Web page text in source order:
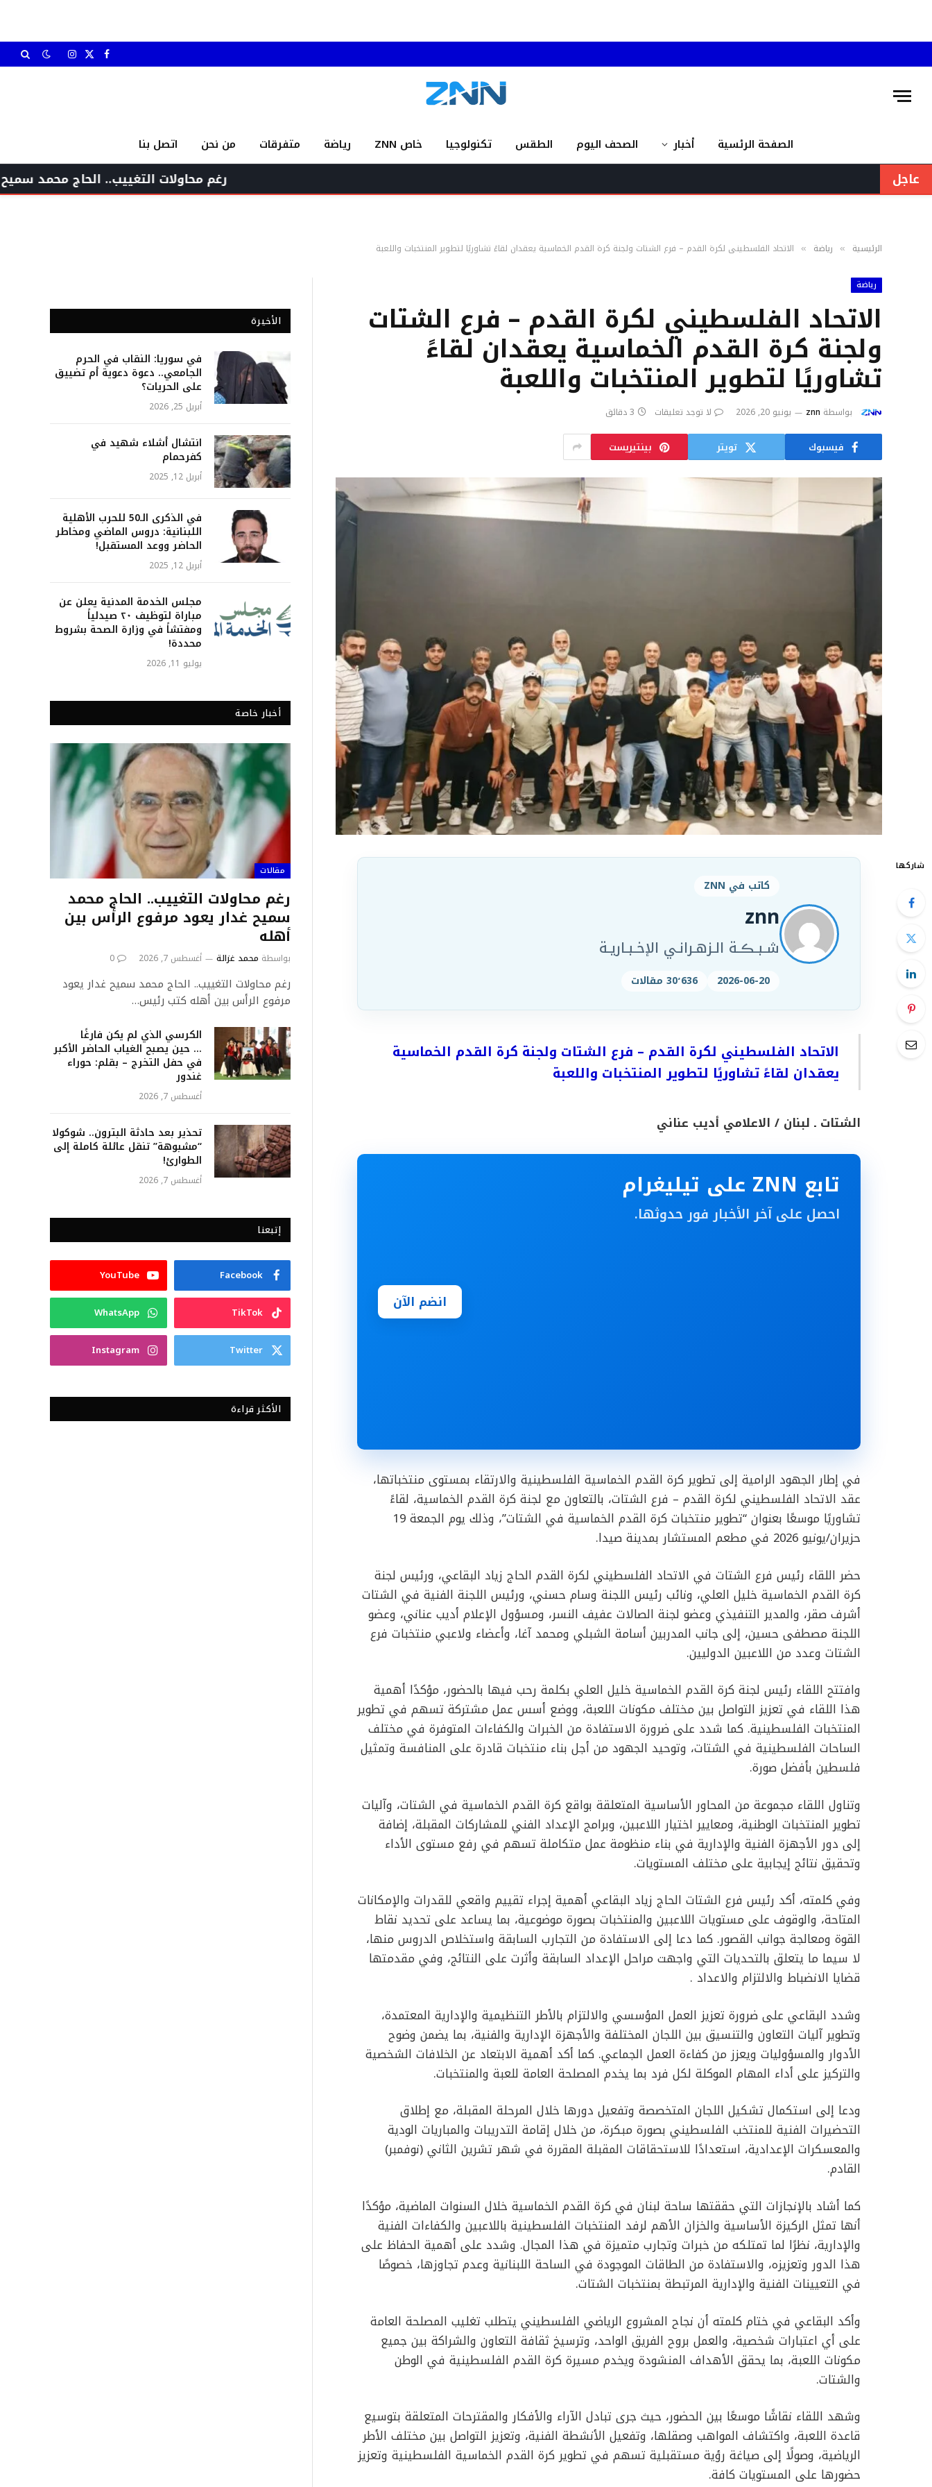
فيسبوك
X الانستغرام
الصفحة الرئسية أخبار الصحف اليوم الطقس تكنولوجيا خاص ZNN رياضة متفرقات من نحن اتصل بنا
عاجل رغم محاولات التغييب.. الحاج محمد سميح غدار
الرئيسية » رياضة » الاتحاد الفلسطيني لكرة القدم – فرع الشتات ولجنة كرة القدم الخماسية يعقدان لقاءً تشاوريًا لتطوير المنتخبات واللعبة
رياضة
الاتحاد الفلسطيني لكرة القدم – فرع الشتات
ولجنة كرة القدم الخماسية يعقدان لقاءً
تشاوريًا لتطوير المنتخبات واللعبة
بواسطة znn يونيو 20, 2026 لا توجد تعليقات 3 دقائق
فيسبوك تويتر بينتيريست
شاركها
كاتب في ZNN
znn
شـبـڪـة الـزهـرانـي الإخـبـاريـة
2026-06-20 30٬636 مقالات
الاتحاد الفلسطيني لكرة القدم – فرع الشتات ولجنة كرة القدم الخماسية
يعقدان لقاءً تشاوريًا لتطوير المنتخبات واللعبة
الشتات ـ لبنان / الاعلامي أديب عناني
تابع ZNN على تيليغرام
احصل على آخر الأخبار فور حدوثها.
انضم الآن
في إطار الجهود الرامية إلى تطوير كرة القدم الخماسية الفلسطينية والارتقاء بمستوى منتخباتها،
عقد الاتحاد الفلسطيني لكرة القدم – فرع الشتات، بالتعاون مع لجنة كرة القدم الخماسية، لقاءً
تشاوريًا موسعًا بعنوان “تطوير منتخبات كرة القدم الخماسية في الشتات”، وذلك يوم الجمعة 19
حزيران/يونيو 2026 في مطعم المستشار بمدينة صيدا.
حضر اللقاء رئيس فرع الشتات في الاتحاد الفلسطيني لكرة القدم الحاج زياد البقاعي، ورئيس لجنة
كرة القدم الخماسية خليل العلي، ونائب رئيس اللجنة وسام حسني، ورئيس اللجنة الفنية في الشتات
أشرف صقر، والمدير التنفيذي وعضو لجنة الصالات عفيف النسر، ومسؤول الإعلام أديب عناني، وعضو
اللجنة مصطفى حسين، إلى جانب المدربين أسامة الشبلي ومحمد آغا، وأعضاء ولاعبي منتخبات فرع
الشتات وعدد من اللاعبين الدوليين.
وافتتح اللقاء رئيس لجنة كرة القدم الخماسية خليل العلي بكلمة رحب فيها بالحضور، مؤكدًا أهمية
هذا اللقاء في تعزيز التواصل بين مختلف مكونات اللعبة، ووضع أسس عمل مشتركة تسهم في تطوير
المنتخبات الفلسطينية. كما شدد على ضرورة الاستفادة من الخبرات والكفاءات المتوفرة في مختلف
الساحات الفلسطينية في الشتات، وتوحيد الجهود من أجل بناء منتخبات قادرة على المنافسة وتمثيل
فلسطين بأفضل صورة.
وتناول اللقاء مجموعة من المحاور الأساسية المتعلقة بواقع كرة القدم الخماسية في الشتات، وآليات
تطوير المنتخبات الوطنية، ومعايير اختيار اللاعبين، وبرامج الإعداد الفني للمشاركات المقبلة، إضافة
إلى دور الأجهزة الفنية والإدارية في بناء منظومة عمل متكاملة تسهم في رفع مستوى الأداء
وتحقيق نتائج إيجابية على مختلف المستويات.
وفي كلمته، أكد رئيس فرع الشتات الحاج زياد البقاعي أهمية إجراء تقييم واقعي للقدرات والإمكانات
المتاحة، والوقوف على مستويات اللاعبين والمنتخبات بصورة موضوعية، بما يساعد على تحديد نقاط
القوة ومعالجة جوانب القصور. كما دعا إلى الاستفادة من التجارب السابقة واستخلاص الدروس منها،
لا سيما ما يتعلق بالتحديات التي واجهت مراحل الإعداد السابقة وأثرت على النتائج، وفي مقدمتها
قضايا الانضباط والالتزام والاعداد .
وشدد البقاعي على ضرورة تعزيز العمل المؤسسي والالتزام بالأطر التنظيمية والإدارية المعتمدة،
وتطوير آليات التعاون والتنسيق بين اللجان المختلفة والأجهزة الإدارية والفنية، بما يضمن وضوح
الأدوار والمسؤوليات ويعزز من كفاءة العمل الجماعي. كما أكد أهمية الابتعاد عن الخلافات الشخصية
والتركيز على أداء المهام الموكلة لكل فرد بما يخدم المصلحة العامة للعبة والمنتخبات.
ودعا إلى استكمال تشكيل اللجان المتخصصة وتفعيل دورها خلال المرحلة المقبلة، مع إطلاق
التحضيرات الفنية للمنتخب الفلسطيني بصورة مبكرة، من خلال إقامة التدريبات والمباريات الودية
والمعسكرات الإعدادية، استعدادًا للاستحقاقات المقبلة المقررة في شهر تشرين الثاني (نوفمبر)
القادم.
كما أشاد بالإنجازات التي حققتها ساحة لبنان في كرة القدم الخماسية خلال السنوات الماضية، مؤكدًا
أنها تمثل الركيزة الأساسية والخزان الأهم لرفد المنتخبات الفلسطينية باللاعبين والكفاءات الفنية
والإدارية، نظرًا لما تمتلكه من خبرات وتجارب متميزة في هذا المجال. وشدد على أهمية الحفاظ على
هذا الدور وتعزيزه، والاستفادة من الطاقات الموجودة في الساحة اللبنانية وعدم تجاوزها، خصوصًا
في التعيينات الفنية والإدارية المرتبطة بمنتخبات الشتات.
وأكد البقاعي في ختام كلمته أن نجاح المشروع الرياضي الفلسطيني يتطلب تغليب المصلحة العامة
على أي اعتبارات شخصية، والعمل بروح الفريق الواحد، وترسيخ ثقافة التعاون والشراكة بين جميع
مكونات اللعبة، بما يحقق الأهداف المنشودة ويخدم مسيرة كرة القدم الفلسطينية في الوطن
والشتات.
وشهد اللقاء نقاشًا موسعًا بين الحضور، حيث جرى تبادل الآراء والأفكار والمقترحات المتعلقة بتوسيع
قاعدة اللعبة، واكتشاف المواهب وصقلها، وتفعيل الأنشطة الفنية، وتعزيز التواصل بين مختلف الأطر
الرياضية، وصولًا إلى صياغة رؤية مستقبلية تسهم في تطوير كرة القدم الخماسية الفلسطينية وتعزيز
حضورها على المستويات كافة.
الأخيرة
في سوريا: النقاب في الحرم
الجامعي.. دعوة دعوية أم تضييق
على الحريات؟
أبريل 25, 2026
انتشال أشلاء شهيد في
كفرحمام
أبريل 12, 2025
في الذكرى الـ50 للحرب الأهلية
اللبنانية: دروس الماضي ومخاطر
الحاضر ووعد المستقبل!
أبريل 12, 2025
مجلس الخدمة المدنية يعلن عن
مباراة لتوظيف ٢٠ صيدلياً
ومفتشاً في وزارة الصحة بشروط
محددة!
يوليو 11, 2026
أخبار خاصة
مقالات
رغم محاولات التغييب.. الحاج محمد
سميح غدار يعود مرفوع الرأس بين
أهله
بواسطة محمد غزالة أغسطس 7, 2026 0
رغم محاولات التغييب.. الحاج محمد سميح غدار يعود
مرفوع الرأس بين أهله كتب رئيس…
الكرسي الذي لم يكن فارغًا
… حين يصبح الغياب الحاضر الأكبر
في حفل التخرج – بقلم: حوراء
غندور
أغسطس 7, 2026
تحذير بعد حادثة البترون.. شوكولا
“مشبوهة” تنقل عائلة كاملة إلى
الطوارئ!
أغسطس 7, 2026
إتبعنا
Facebook
YouTube
TikTok
WhatsApp
Twitter
Instagram
الأكثر قراءة